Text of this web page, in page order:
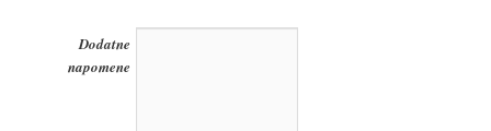
Dodatne
napomene